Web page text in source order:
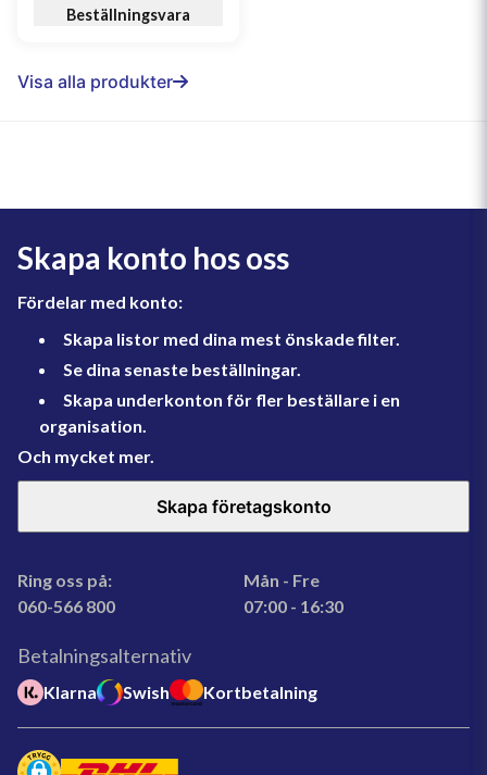
Beställningsvara
Visa alla produkter
Skapa konto hos oss
Fördelar med konto:
Skapa listor med dina mest önskade filter.
Se dina senaste beställningar.
Skapa underkonton för fler beställare i en
organisation.
Och mycket mer.
Skapa företagskonto
Ring oss på:
060-566 800
Mån - Fre
07:00 - 16:30
Betalningsalternativ
Klarna Swish Kortbetalning